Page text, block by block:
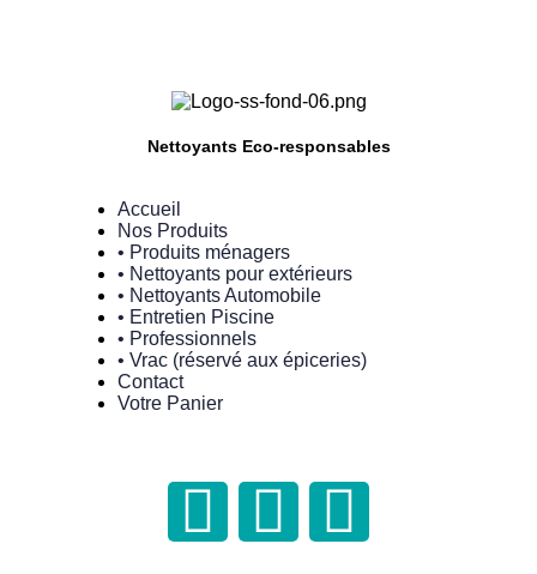
Nettoyants Eco-responsables
Accueil
Nos Produits
• Produits ménagers
• Nettoyants pour extérieurs
• Nettoyants Automobile
• Entretien Piscine
• Professionnels
• Vrac (réservé aux épiceries)
Contact
Votre Panier